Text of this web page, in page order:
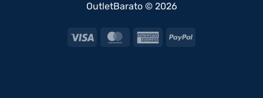
OutletBarato © 2026
Visa MasterCardAmericanPayPal